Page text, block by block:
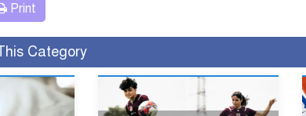
Print
Category